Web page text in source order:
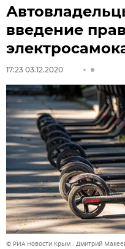
введение
17:23 03.12.2020
© РИА Новости Крым . Дмитрий